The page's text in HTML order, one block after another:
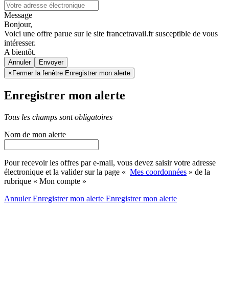
Message
Bonjour,
Voici une offre parue sur le site francetravail.fr susceptible de vous
intéresser.
A bientôt.
Annuler
× Fermer la fenêtre Enregistrer mon alerte
Enregistrer mon alerte
Tous les champs sont obligatoires
Nom de mon alerte
Pour recevoir les offres par e-mail, vous devez saisir votre adresse
électronique et la valider sur la page « Mes coordonnées » de la
rubrique « Mon compte »
AnnulerEnregistrer mon alerte Enregistrermon alerte